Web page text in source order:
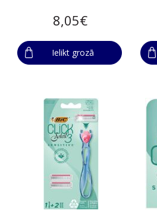
8,05€
Ielikt grozā